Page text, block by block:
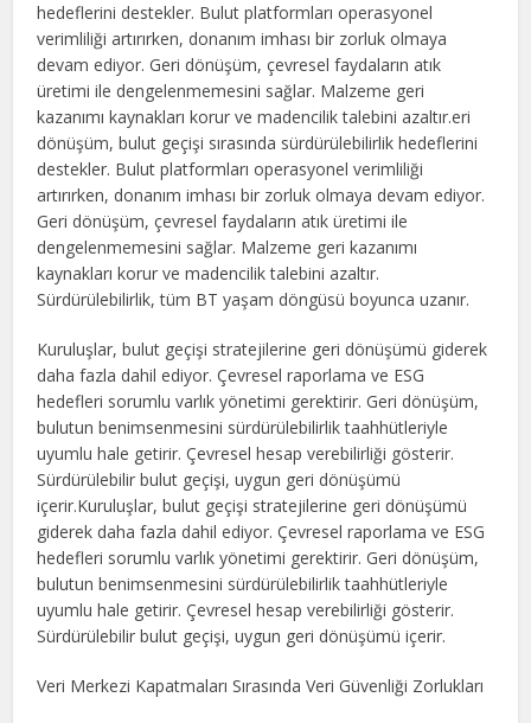
hedeflerini destekler. Bulut platformları operasyonel
verimliliği artırırken, donanım imhası bir zorluk olmaya
devam ediyor. Geri dönüşüm, çevresel faydaların atık
üretimi ile dengelenmemesini sağlar. Malzeme geri
kazanımı kaynakları korur ve madencilik talebini azaltır.eri
dönüşüm, bulut geçişi sırasında sürdürülebilirlik hedeflerini
destekler. Bulut platformları operasyonel verimliliği
artırırken, donanım imhası bir zorluk olmaya devam ediyor.
Geri dönüşüm, çevresel faydaların atık üretimi ile
dengelenmemesini sağlar. Malzeme geri kazanımı
kaynakları korur ve madencilik talebini azaltır.
Sürdürülebilirlik, tüm BT yaşam döngüsü boyunca uzanır.
Kuruluşlar, bulut geçişi stratejilerine geri dönüşümü giderek
daha fazla dahil ediyor. Çevresel raporlama ve ESG
hedefleri sorumlu varlık yönetimi gerektirir. Geri dönüşüm,
bulutun benimsenmesini sürdürülebilirlik taahhütleriyle
uyumlu hale getirir. Çevresel hesap verebilirliği gösterir.
Sürdürülebilir bulut geçişi, uygun geri dönüşümü
içerir.Kuruluşlar, bulut geçişi stratejilerine geri dönüşümü
giderek daha fazla dahil ediyor. Çevresel raporlama ve ESG
hedefleri sorumlu varlık yönetimi gerektirir. Geri dönüşüm,
bulutun benimsenmesini sürdürülebilirlik taahhütleriyle
uyumlu hale getirir. Çevresel hesap verebilirliği gösterir.
Sürdürülebilir bulut geçişi, uygun geri dönüşümü içerir.
Veri Merkezi Kapatmaları Sırasında Veri Güvenliği Zorlukları